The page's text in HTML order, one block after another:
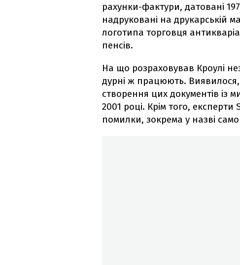
рахунки-фактури, датовані
надруковані на друкарській
логотипа торговця
пенсів.
На що розраховував Кроулі
дурні ж працюють.
створення цих документів із
2001 році. Крім того,
помилки, зокрема у назві